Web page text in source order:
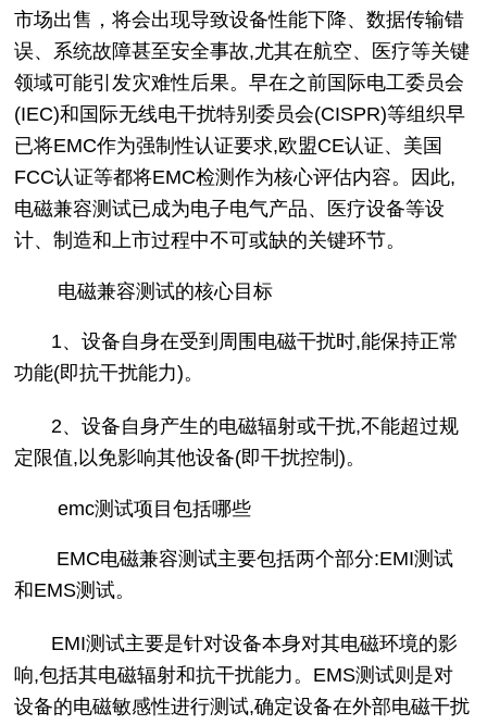
市场出售，将会出现导致设备性能下降、数据传输错
误、系统故障甚至安全事故,尤其在航空、医疗等关键
领域可能引发灾难性后果。早在之前国际电工委员会
(IEC)和国际无线电干扰特别委员会(CISPR)等组织早
已将EMC作为强制性认证要求,欧盟CE认证、美国
FCC认证等都将EMC检测作为核心评估内容。因此,
电磁兼容测试已成为电子电气产品、医疗设备等设
计、制造和上市过程中不可或缺的关键环节。
电磁兼容测试的核心目标
1、设备自身在受到周围电磁干扰时,能保持正常
功能(即抗干扰能力)。
2、设备自身产生的电磁辐射或干扰,不能超过规
定限值,以免影响其他设备(即干扰控制)。
emc测试项目包括哪些
EMC电磁兼容测试主要包括两个部分:EMI测试
和EMS测试。
EMI测试主要是针对设备本身对其电磁环境的影
响,包括其电磁辐射和抗干扰能力。EMS测试则是对
设备的电磁敏感性进行测试,确定设备在外部电磁干扰